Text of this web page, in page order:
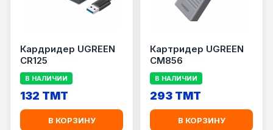
Кардридер UGREEN
CR125
В НАЛИЧИИ
132 TMT
В КОРЗИНУ
Картридер UGREEN
CM856
В НАЛИЧИИ
293 TMT
В КОРЗИНУ